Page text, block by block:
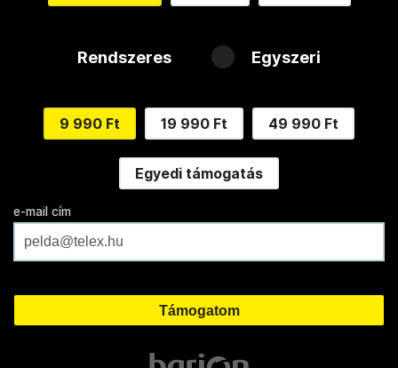
Rendszeres Egyszeri
9 990 Ft 19 990 Ft 49 990 Ft
Egyedi támogatás
e-mail cím